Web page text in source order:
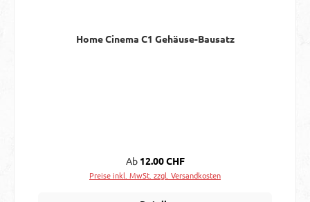
Home Cinema C1 Gehäuse-Bausatz
Regulärer Preis:
Ab 12.00 CHF
Preise inkl. MwSt. zzgl. Versandkosten